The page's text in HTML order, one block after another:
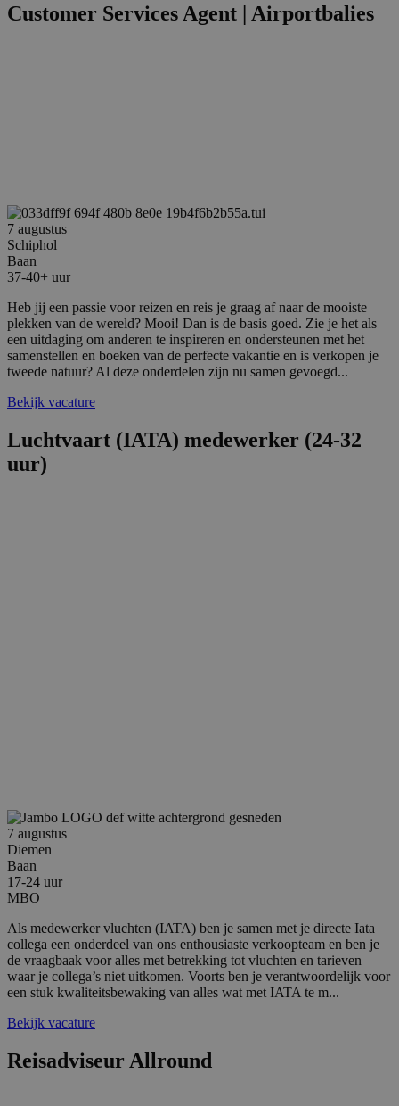
Customer Services Agent | Airportbalies
7 augustus
Schiphol
Baan
37-40+ uur
Heb jij een passie voor reizen en reis je graag af naar de mooiste
plekken van de wereld? Mooi! Dan is de basis goed. Zie je het als
een uitdaging om anderen te inspireren en ondersteunen met het
samenstellen en boeken van de perfecte vakantie en is verkopen je
tweede natuur? Al deze onderdelen zijn nu samen gevoegd...
Bekijk vacature
Luchtvaart (IATA) medewerker (24-32
uur)
7 augustus
Diemen
Baan
17-24 uur
MBO
Als medewerker vluchten (IATA) ben je samen met je directe Iata
collega een onderdeel van ons enthousiaste verkoopteam en ben je
de vraagbaak voor alles met betrekking tot vluchten en tarieven
waar je collega’s niet uitkomen. Voorts ben je verantwoordelijk voor
een stuk kwaliteitsbewaking van alles wat met IATA te m...
Bekijk vacature
Reisadviseur Allround